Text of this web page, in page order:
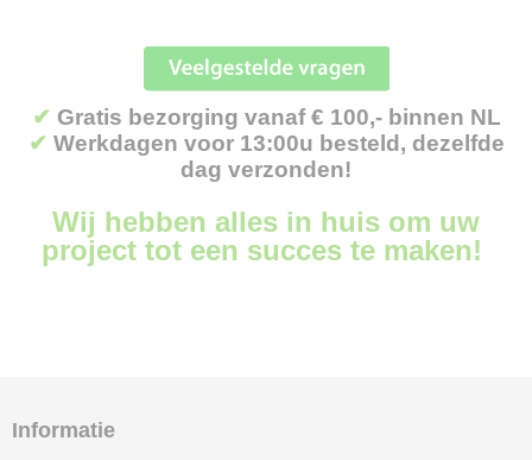
✔ Gratis bezorging vanaf € 100,- binnen NL
✔ Werkdagen voor 13:00u besteld, dezelfde
dag verzonden!
Wij hebben alles in huis om uw
project tot een succes te maken!
Informatie